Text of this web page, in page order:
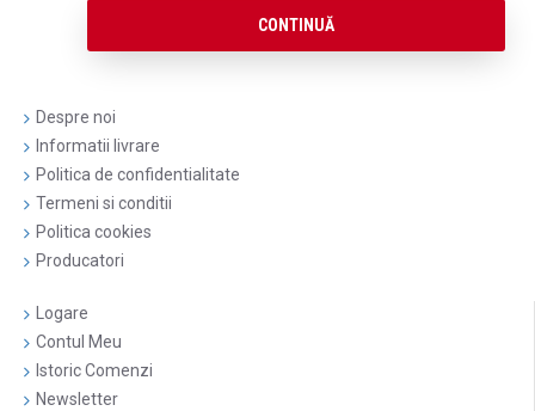
CONTINUĂ
Despre noi
Informatii livrare
Politica de confidentialitate
Termeni si conditii
Politica cookies
Producatori
Logare
Contul Meu
Istoric Comenzi
Newsletter